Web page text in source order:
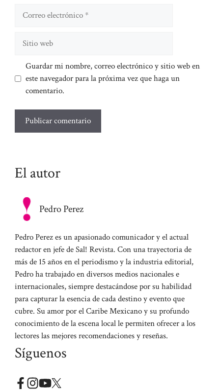
electrónico
web
Guardar mi nombre, correo electrónico y sitio web en
este navegador para la próxima vez que haga un
comentario.
El autor
Pedro Perez
Pedro Perez es un apasionado comunicador y el actual
redactor en jefe de Sal! Revista. Con una trayectoria de
más de 15 años en el periodismo y la industria editorial,
Pedro ha trabajado en diversos medios nacionales e
internacionales, siempre destacándose por su habilidad
para capturar la esencia de cada destino y evento que
cubre. Su amor por el Caribe Mexicano y su profundo
conocimiento de la escena local le permiten ofrecer a los
lectores las mejores recomendaciones y reseñas.
Síguenos